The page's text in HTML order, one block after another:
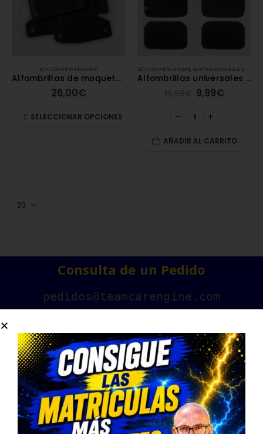
ACCESORIOS PEUGEOT
Alfombrillas de moqueta Peugeot
26,00€
SELECCIONAR OPCIONES
ACCESORIOS AIXAM, ACCESORIOS ALFA ROMEO
Alfombrillas universales de moqueta – Carengine
9,99€
AÑADIR AL CARRITO
Consulta de un Pedido
pedidos@teamcarengine.com
Contáctanos
678983500
Horario Atención Telefónica
L-V: 9:00-14:30